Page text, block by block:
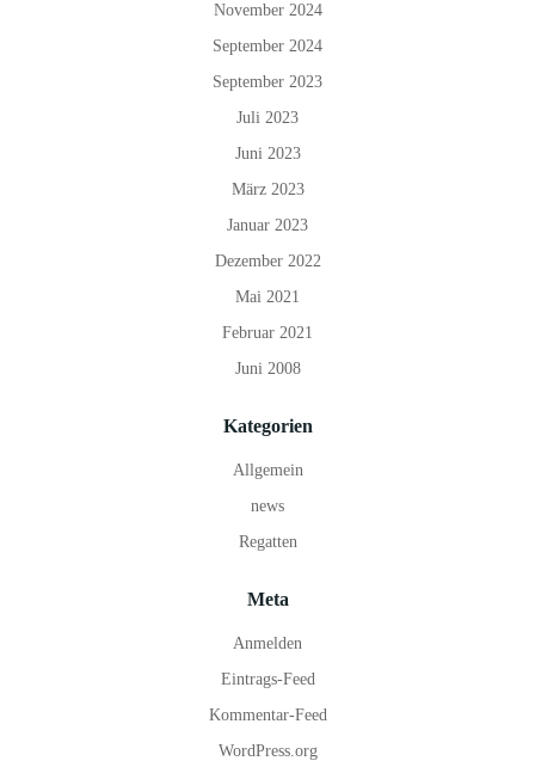
November 2024
September 2024
September 2023
Juli 2023
Juni 2023
März 2023
Januar 2023
Dezember 2022
Mai 2021
Februar 2021
Juni 2008
Kategorien
Allgemein
news
Regatten
Meta
Anmelden
Eintrags-Feed
Kommentar-Feed
WordPress.org